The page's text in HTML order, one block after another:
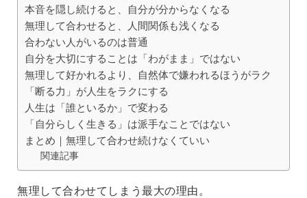
本音を隠し続けると、自分が分からなくなる
無理して合わせると、人間関係も浅くなる
合わない人がいるのは普通
自分を大切にすることは「わがまま」ではない
無理して好かれるより、自然体で嫌われるほうがラク
「断る力」が人生をラクにする
人生は「誰といるか」で変わる
「自分らしく生きる」は派手なことではない
まとめ｜無理して合わせ続けなくていい
関連記事
無理して合わせてしまう最大の理由。